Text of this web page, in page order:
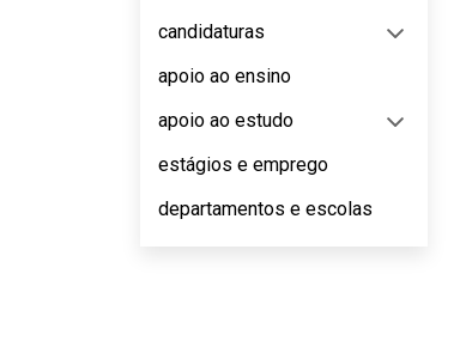
candidaturas
apoio ao ensino
apoio ao estudo
estágios e emprego
departamentos e escolas